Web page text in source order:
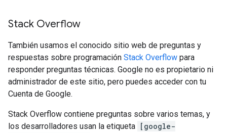
Stack Overflow
También usamos el conocido sitio web de preguntas y
respuestas sobre programación Stack Overflow para
responder preguntas técnicas. Google no es propietario ni
administrador de este sitio, pero puedes acceder con tu
Cuenta de Google.
Stack Overflow contiene preguntas sobre varios temas, y
los desarrolladores usan la etiqueta [google-